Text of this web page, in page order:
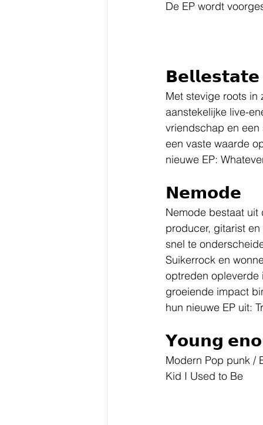
De EP wordt
𝗕𝗲𝗹𝗹𝗲𝘀𝘁𝗮𝘁𝗲
Met stevige roots
aanstekelijke live-
vriendschap en een
een vaste waarde
nieuwe EP:
𝗡𝗲𝗺𝗼𝗱𝗲
Nemode bestaat
producer, gitarist
snel te
Suikerrock en
optreden opleverde
groeiende impact
hun nieuwe EP uit:
𝗬𝗼𝘂𝗻𝗴
Modern Pop punk /
Kid I Used to Be